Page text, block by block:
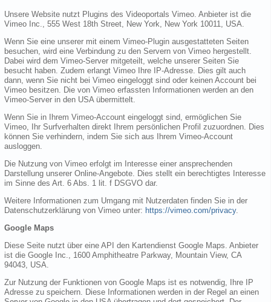
Unsere Website nutzt Plugins des Videoportals Vimeo. Anbieter ist die
Vimeo Inc., 555 West 18th Street, New York, New York 10011, USA.
Wenn Sie eine unserer mit einem Vimeo-Plugin ausgestatteten Seiten
besuchen, wird eine Verbindung zu den Servern von Vimeo hergestellt.
Dabei wird dem Vimeo-Server mitgeteilt, welche unserer Seiten Sie
besucht haben. Zudem erlangt Vimeo Ihre IP-Adresse. Dies gilt auch
dann, wenn Sie nicht bei Vimeo eingeloggt sind oder keinen Account bei
Vimeo besitzen. Die von Vimeo erfassten Informationen werden an den
Vimeo-Server in den USA übermittelt.
Wenn Sie in Ihrem Vimeo-Account eingeloggt sind, ermöglichen Sie
Vimeo, Ihr Surfverhalten direkt Ihrem persönlichen Profil zuzuordnen. Dies
können Sie verhindern, indem Sie sich aus Ihrem Vimeo-Account
ausloggen.
Die Nutzung von Vimeo erfolgt im Interesse einer ansprechenden
Darstellung unserer Online-Angebote. Dies stellt ein berechtigtes Interesse
im Sinne des Art. 6 Abs. 1 lit. f DSGVO dar.
Weitere Informationen zum Umgang mit Nutzerdaten finden Sie in der
Datenschutzerklärung von Vimeo unter: https://vimeo.com/privacy.
Google Maps
Diese Seite nutzt über eine API den Kartendienst Google Maps. Anbieter
ist die Google Inc., 1600 Amphitheatre Parkway, Mountain View, CA
94043, USA.
Zur Nutzung der Funktionen von Google Maps ist es notwendig, Ihre IP
Adresse zu speichern. Diese Informationen werden in der Regel an einen